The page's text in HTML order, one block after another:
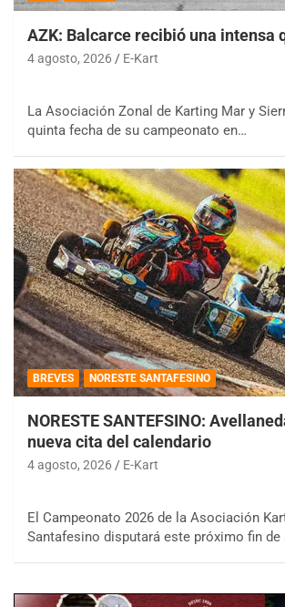
AZK: Balcarce recibió una intensa
4 agosto, 2026 E-Kart
La Asociación Zonal de Karting Mar y
quinta fecha de su campeonato en…
BREVES NORESTE SANTAFESINO
NORESTE SANTEFSINO:
nueva cita del calendario
4 agosto, 2026 E-Kart
El Campeonato 2026 de la Asociación
Santafesino disputará este próximo fin de